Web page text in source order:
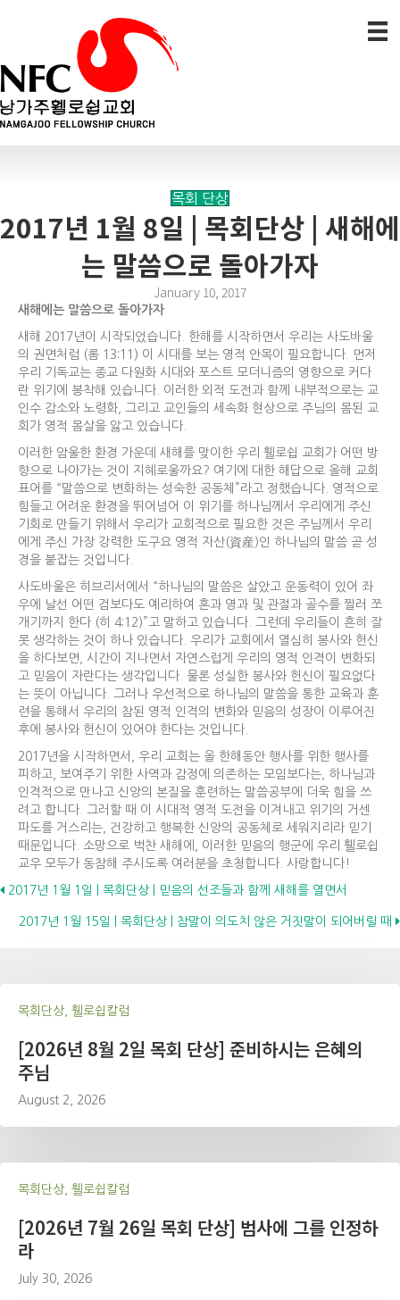
목회 단상
2017년 1월 8일 | 목회단상 | 새해에
는 말씀으로 돌아가자
January 10, 2017
새해에는 말씀으로 돌아가자
새해 2017년이 시작되었습니다. 한해를 시작하면서 우리는 사도바울
의 권면처럼 (롬 13:11) 이 시대를 보는 영적 안목이 필요합니다. 먼저
우리 기독교는 종교 다원화 시대와 포스트 모더니즘의 영향으로 커다
란 위기에 봉착해 있습니다. 이러한 외적 도전과 함께 내부적으로는 교
인수 감소와 노령화, 그리고 교인들의 세속화 현상으로 주님의 몸된 교
회가 영적 몸살을 앓고 있습니다.
이러한 암울한 환경 가운데 새해를 맞이한 우리 휄로쉽 교회가 어떤 방
향으로 나아가는 것이 지혜로울까요? 여기에 대한 해답으로 올해 교회
표어를 “말씀으로 변화하는 성숙한 공동체”라고 정했습니다. 영적으로
힘들고 어려운 환경을 뛰어넘어 이 위기를 하나님께서 우리에게 주신
기회로 만들기 위해서 우리가 교회적으로 필요한 것은 주님께서 우리
에게 주신 가장 강력한 도구요 영적 자산(資産)인 하나님의 말씀 곧 성
경을 붙잡는 것입니다.
사도바울은 히브리서에서 “하나님의 말씀은 살았고 운동력이 있어 좌
우에 날선 어떤 검보다도 예리하여 혼과 영과 및 관절과 골수를 찔러 쪼
개기까지 한다 (히 4:12)”고 말하고 있습니다. 그런데 우리들이 흔히 잘
못 생각하는 것이 하나 있습니다. 우리가 교회에서 열심히 봉사와 헌신
을 하다보면, 시간이 지나면서 자연스럽게 우리의 영적 인격이 변화되
고 믿음이 자란다는 생각입니다. 물론 성실한 봉사와 헌신이 필요없다
는 뜻이 아닙니다. 그러나 우선적으로 하나님의 말씀을 통한 교육과 훈
련을 통해서 우리의 참된 영적 인격의 변화와 믿음의 성장이 이루어진
후에 봉사와 헌신이 있어야 한다는 것입니다.
2017년을 시작하면서, 우리 교회는 올 한해동안 행사를 위한 행사를
피하고, 보여주기 위한 사역과 감정에 의존하는 모임보다는, 하나님과
인격적으로 만나고 신앙의 본질을 훈련하는 말씀공부에 더욱 힘을 쓰
려고 합니다. 그러할 때 이 시대적 영적 도전을 이겨내고 위기의 거센
파도를 거스리는, 건강하고 행복한 신앙의 공동체로 세워지리라 믿기
때문입니다. 소망으로 벅찬 새해에, 이러한 믿음의 행군에 우리 휄로쉽
교우 모두가 동참해 주시도록 여러분을 초청합니다. 사랑합니다!
Posts
navigation
2017년 1월 1일 | 목회단상 | 믿음의 선조들과 함께 새해를 열면서
2017년 1월 15일 | 목회단상 | 참말이 의도치 않은 거짓말이 되어버릴 때
목회단상, 휄로쉽칼럼
[2026년 8월 2일 목회 단상] 준비하시는 은혜의
주님
August 2, 2026
목회단상, 휄로쉽칼럼
[2026년 7월 26일 목회 단상] 범사에 그를 인정하
라
July 30, 2026